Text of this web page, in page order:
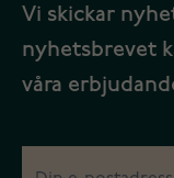
Vi skickar
nyhetsbrevet
våra